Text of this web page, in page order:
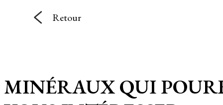
Retour
MINÉRAUX QUI